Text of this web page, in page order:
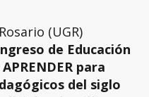
(UGR)
de Educación
para
del siglo